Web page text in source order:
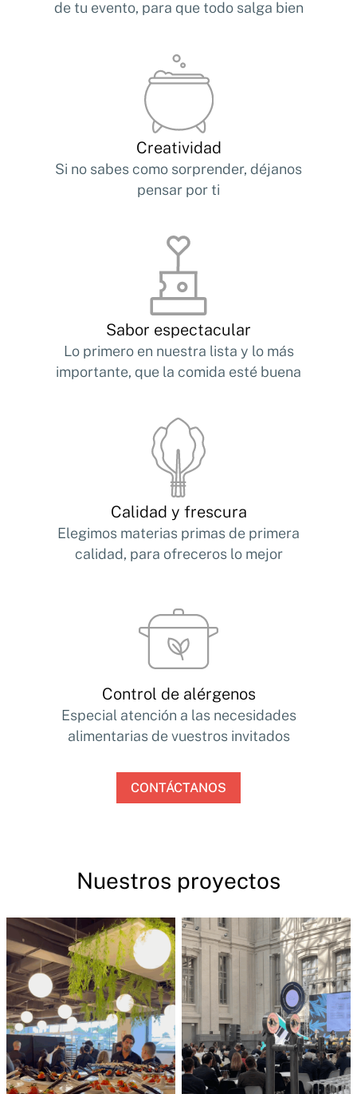
de tu evento, para que todo salga bien
Creatividad
Si no sabes como sorprender, déjanos
pensar por ti
Sabor espectacular
Lo primero en nuestra lista y lo más
importante, que la comida esté buena
Calidad y frescura
Elegimos materias primas de primera
calidad, para ofreceros lo mejor
Control de alérgenos
Especial atención a las necesidades
alimentarias de vuestros invitados
CONTÁCTANOS
Nuestros proyectos